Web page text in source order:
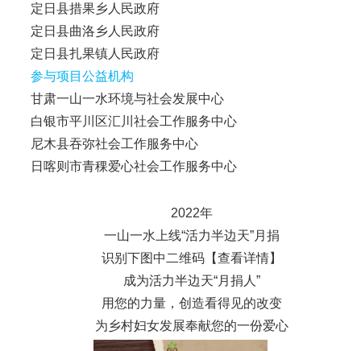
定日县措果乡人民政府
定日县曲洛乡人民政府
定日县扎果镇人民政府
参与项目公益机构
甘肃一山一水环境与社会发展中心
白银市平川区汇川社会工作服务中心
尼木县吞弥社会工作服务中心
日喀则市青稞爱心社会工作服务中心
2022年
一山一水上线“活力半边天”月捐
识别下图中二维码【查看详情】
成为活力半边天“月捐人”
用您的力量，创造看得见的改变
为乡村妇女发展奉献您的一份爱心